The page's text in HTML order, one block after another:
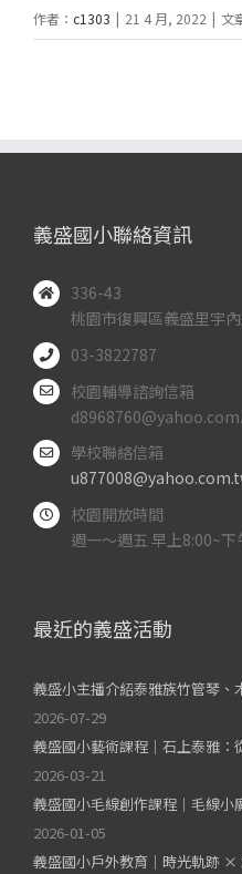
作者： c1303 | 21 4 月, 2022 | 文
義盛國小聯絡資訊
336-43
桃園市復興區義盛里宇
03-3822787
校園輔導諮詢信箱
學校聯絡信箱
校園開放時間
週一～週五 早上8:00~下
最近的義盛活動
義盛小主播介紹泰雅族竹管琴
2026-07-29
義盛國小藝術課程｜石上泰雅：
2026-03-21
義盛國小毛線創作課程｜毛線小
2026-01-05
義盛國小戶外教育｜時光軌跡